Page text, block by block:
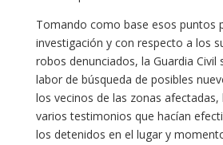
Tomando como base esos puntos
investigación y con respecto a los
robos denunciados, la Guardia Civil
labor de búsqueda de posibles
los vecinos de las zonas
varios testimonios que hacían
los detenidos en el lugar y